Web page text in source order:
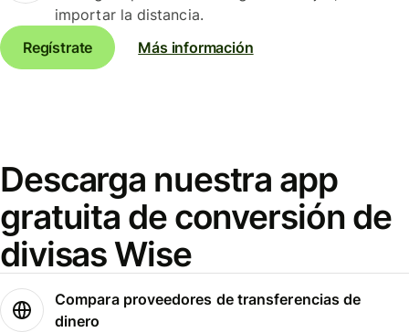
importar la distancia.
Regístrate
Más información
Descarga nuestra app
gratuita de conversión de
divisas Wise
Compara proveedores de transferencias de
dinero